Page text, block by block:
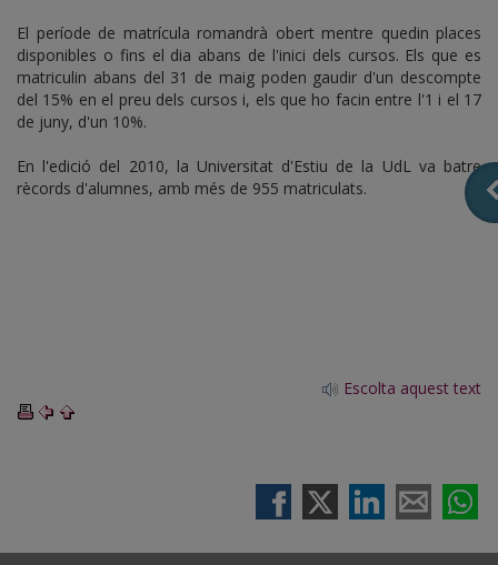
El període de matrícula romandrà obert mentre quedin places
disponibles o fins el dia abans de l'inici dels cursos. Els que es
matriculin abans del 31 de maig poden gaudir d'un descompte
del 15% en el preu dels cursos i, els que ho facin entre l'1 i el 17
de juny, d'un 10%.
En l'edició del 2010, la Universitat d'Estiu de la UdL va batre
rècords d'alumnes, amb més de 955 matriculats.
Escolta aquest text